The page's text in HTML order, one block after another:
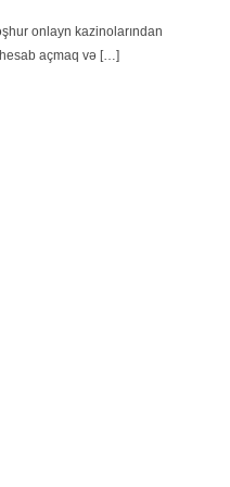
onlayn kazinolarından
açmaq və […]